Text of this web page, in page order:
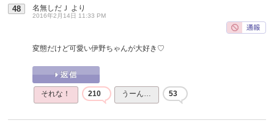
48 名無しだＪ より
2016年2月14日 11:33 PM
変態だけど可愛い伊野ちゃんが大好き♡
それな！ 210 うーん… 53